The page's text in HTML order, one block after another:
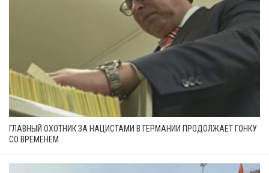
ГЛАВНЫЙ ОХОТНИК ЗА НАЦИСТАМИ В ГЕРМАНИИ ПРОДОЛЖАЕТ ГОНКУ
СО ВРЕМЕНЕМ